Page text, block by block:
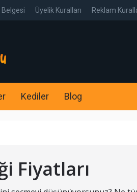
Belgesi Üyelik Kuralları Reklam
Kediler Blog
Fiyatları